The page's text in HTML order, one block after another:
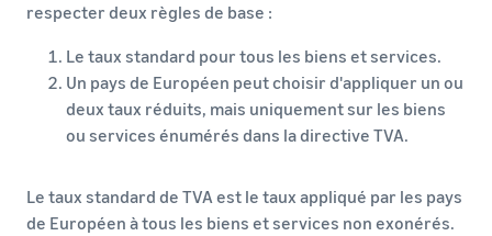
respecter deux règles de base :
Le taux standard pour tous les biens et services.
Un pays de Européen peut choisir d'appliquer un ou
deux taux réduits, mais uniquement sur les biens
ou services énumérés dans la directive TVA.
Le taux standard de TVA est le taux appliqué par les pays
de Européen à tous les biens et services non exonérés.